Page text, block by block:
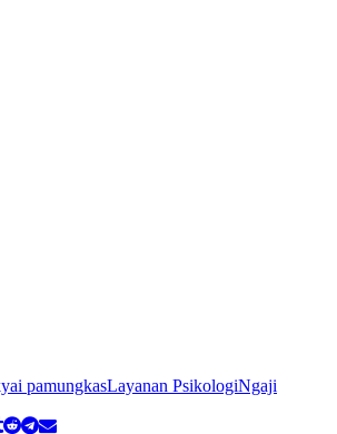
pamungkasLayanan PsikologiNgaji